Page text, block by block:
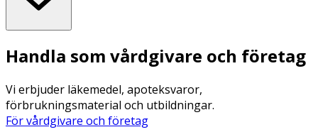
Handla som vårdgivare och företag
Vi erbjuder läkemedel, apoteksvaror,
förbrukningsmaterial och utbildningar.
För vårdgivare och företag